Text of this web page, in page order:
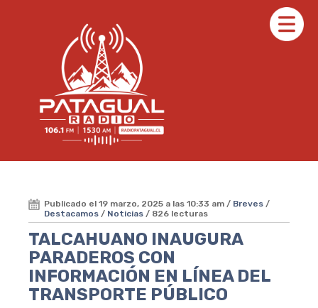
Publicado el 19 marzo, 2025 a las 10:33 am / Breves /
Destacamos / Noticias / 826 lecturas
TALCAHUANO INAUGURA
PARADEROS CON
INFORMACIÓN EN LÍNEA DEL
TRANSPORTE PÚBLICO